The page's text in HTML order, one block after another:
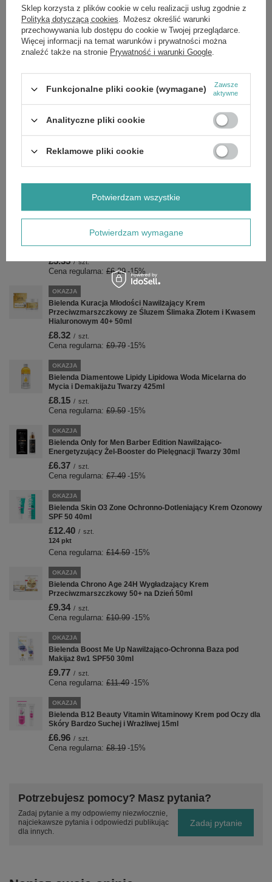
twarzy zmęczonego wyglądu.
Dla kompleksowej pielęgnacji przeciwzmarszczkowej, odkryj również
inne zaawansowane produkty z linii Bielenda Calcium + Q10.
Zainwestuj w technologię, która realnie wpływa na młodszy wygląd
Twojej skóry.Dodaj do koszykai rozpocznij skuteczną terapię
liftingującą już dziś.
Składniki:Jeśli chcesz poznać pełny skład produktu, napisz do nas,
chętnie prześlemy aktualne zdjęcie etykiety ze składem. Producenci
czasem aktualizują receptury, dlatego zapewniamy dostęp do
najbardziej aktualnych danych.
Zobacz również
Bielenda Multi Care Solution MultiPeptides Maseczka-Serum
Napinająca 1szt
£5.35 / szt.
Cena regularna: £6.29 -15%
OKAZJA
Bielenda Kuracja Młodości Nawilżający Krem
Przeciwzmarszczkowy ze Śluzem Ślimaka Złotem i Kwasem
Hialuronowym 40+ 50ml
£8.32 / szt.
Cena regularna: £9.79 -15%
OKAZJA
Bielenda Diamentowe Lipidy Lipidowa Woda Micelarna do
Mycia i Demakijażu Twarzy 425ml
£8.15 / szt.
Cena regularna: £9.59 -15%
OKAZJA
Bielenda Only for Men Barber Edition Nawilżająco-
Energetyzujący Żel-Booster do Pielęgnacji Twarzy 30ml
£6.37 / szt.
Cena regularna: £7.49 -15%
OKAZJA
Bielenda Skin O3 Zone Ochronno-Dotleniający Krem Ozonowy
SPF 50 40ml
£12.40 / szt.
124 pkt
Cena regularna: £14.59 -15%
OKAZJA
Bielenda Chrono Age 24H Wygładzający Krem
Przeciwzmarszczkowy 50+ na Dzień 50ml
£9.34 / szt.
Cena regularna: £10.99 -15%
OKAZJA
Bielenda Boost Me Up Nawilżająco-Ochronna Baza pod
Makijaż 8w1 SPF50 30ml
£9.77 / szt.
Cena regularna: £11.49 -15%
OKAZJA
Bielenda B12 Beauty Vitamin Witaminowy Krem pod Oczy dla
Skóry Bardzo Suchej i Wrażliwej 15ml
£6.96 / szt.
Cena regularna: £8.19 -15%
Potrzebujesz pomocy? Masz pytania?
Zadaj pytanie a my odpowiemy niezwłocznie,
najciekawsze pytania i odpowiedzi publikując
dla innych.
Zadaj pytanie
Sklep korzysta z plików cookie w celu realizacji usług zgodnie z
Polityką dotyczącą cookies. Możesz określić warunki
przechowywania lub dostępu do cookie w Twojej przeglądarce.
Więcej informacji na temat warunków i prywatności można
znaleźć także na stronie Prywatność i warunki Google.
Funkcjonalne pliki cookie (wymagane)
Zawsze
aktywne
Analityczne pliki cookie
Reklamowe pliki cookie
Potwierdzam wymagane
Potwierdzam wszystkie